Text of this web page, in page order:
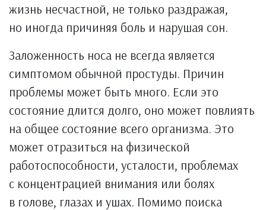
жизнь несчастной, не только раздражая,
но иногда причиняя боль и нарушая сон.
Заложенность носа не всегда является
симптомом обычной простуды. Причин
проблемы может быть много. Если это
состояние длится долго, оно может повлиять
на общее состояние всего организма. Это
может отразиться на физической
работоспособности, усталости, проблемах
с концентрацией внимания или болях
в голове, глазах и ушах. Помимо поиска